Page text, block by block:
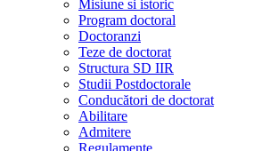
Misiune si istoric
Program doctoral
Doctoranzi
Teze de doctorat
Structura SD IIR
Studii Postdoctorale
Conducători de doctorat
Abilitare
Admitere
Regulamente